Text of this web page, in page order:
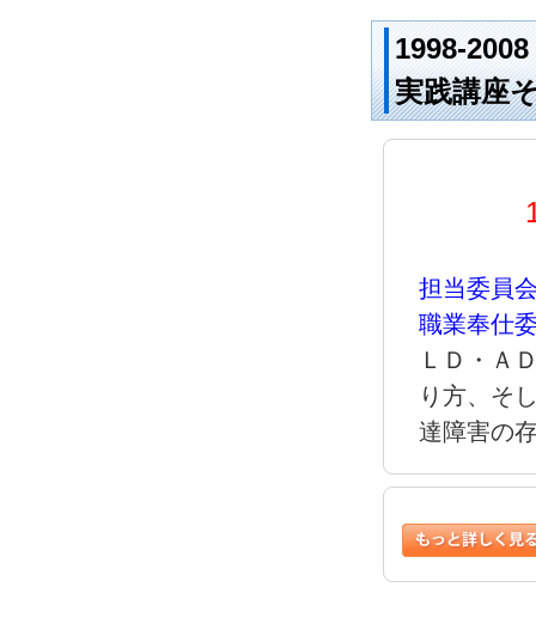
1998-
実践講座
担当委員
職業奉仕
ＬＤ・Ａ
り方、そ
達障害の